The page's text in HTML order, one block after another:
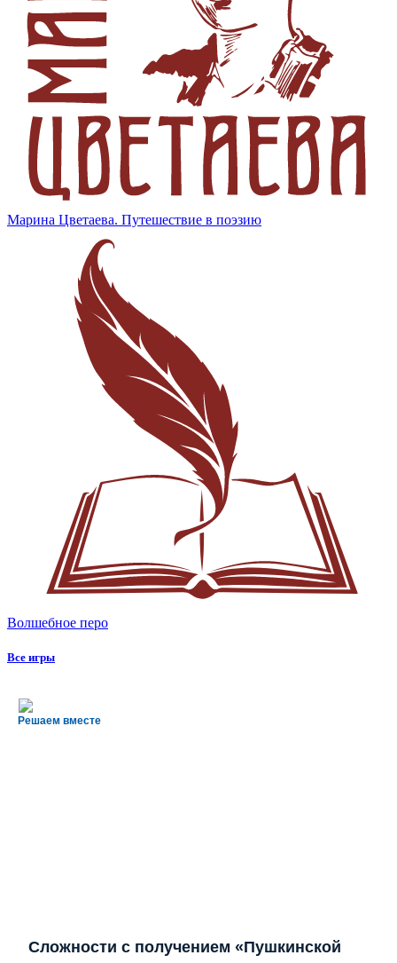
Марина Цветаева. Путешествие в поэзию
Волшебное перо
Все игры
Решаем вместе
Сложности с получением «Пушкинской